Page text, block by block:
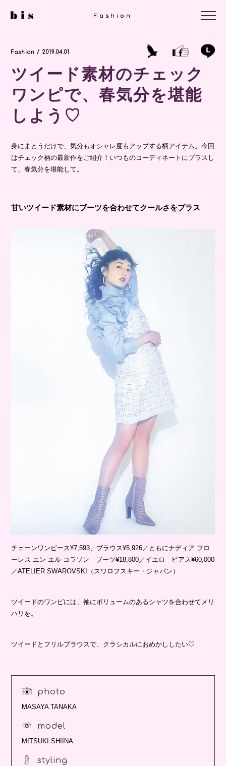
Fashion
Fashion / 2019.04.01
ツイード素材のチェック
ワンピで、春気分を堪能
しよう♡
身にまとうだけで、気分もオシャレ度もアップする柄アイテム。今回
はチェック柄の最新作をご紹介！いつものコーディネートにプラスし
て、春気分を堪能して。
甘いツイード素材にブーツを合わせてクールさをプラス
チェーンワンピース¥7,593、ブラウス¥5,926／ともにナディア フロ
ーレス エン エル コラソン ブーツ¥18,800／イエロ ピアス¥60,000
／ATELIER SWAROVSKI（スワロフスキー・ジャパン）
ツイードのワンピには、袖にボリュームのあるシャツを合わせてメリ
ハリを。
ツイードとフリルブラウスで、クラシカルにおめかししたい♡
photo
MASAYA TANAKA
model
MITSUKI SHIINA
styling
Fashion
Fashion